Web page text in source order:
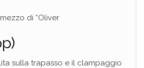
di “Oliver
sulla trapasso e il clampaggio